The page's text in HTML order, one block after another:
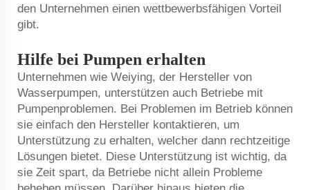
den Unternehmen einen wettbewerbsfähigen Vorteil
gibt.
Hilfe bei Pumpen erhalten
Unternehmen wie Weiying, der Hersteller von
Wasserpumpen, unterstützen auch Betriebe mit
Pumpenproblemen. Bei Problemen im Betrieb können
sie einfach den Hersteller kontaktieren, um
Unterstützung zu erhalten, welcher dann rechtzeitige
Lösungen bietet. Diese Unterstützung ist wichtig, da
sie Zeit spart, da Betriebe nicht allein Probleme